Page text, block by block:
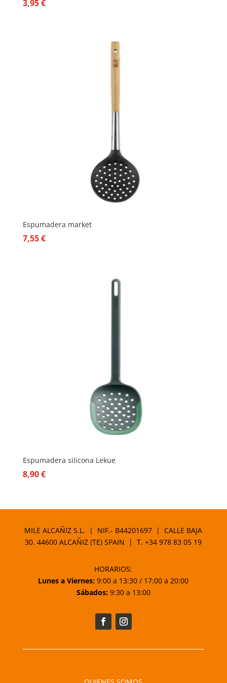
3,95€
Espumadera market
7,55€
Espumadera silicona Lekue
8,90€
MILE ALCAÑIZ S.L. | NIF.- B44201697 | CALLE BAJA
30. 44600 ALCAÑIZ (TE) SPAIN | T.+34 978 83 05 19
HORARIOS:
Lunes a Viernes: 9:00 a 13:30 / 17:00 a 20:00
Sábados:9:30 a 13:00